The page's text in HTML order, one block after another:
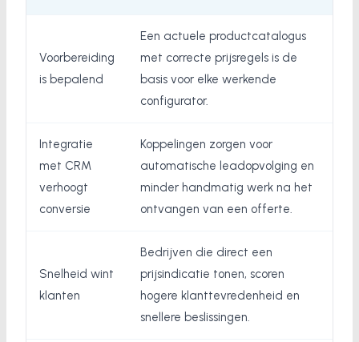
Voorbereiding
is bepalend
Een actuele productcatalogus
met correcte prijsregels is de
basis voor elke werkende
configurator.
Integratie
met CRM
verhoogt
conversie
Koppelingen zorgen voor
automatische leadopvolging en
minder handmatig werk na het
ontvangen van een offerte.
Snelheid wint
klanten
Bedrijven die direct een
prijsindicatie tonen, scoren
hogere klanttevredenheid en
snellere beslissingen.